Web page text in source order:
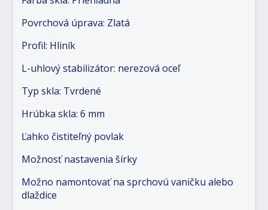
Povrchová úprava: Zlatá
Profil: Hliník
L-uhlový stabilizátor: nerezová oceľ
Typ skla: Tvrdené
Hrúbka skla: 6 mm
Ľahko čistiteľný povlak
Možnosť nastavenia šírky
Možno namontovať na sprchovú vaničku alebo
dlaždice